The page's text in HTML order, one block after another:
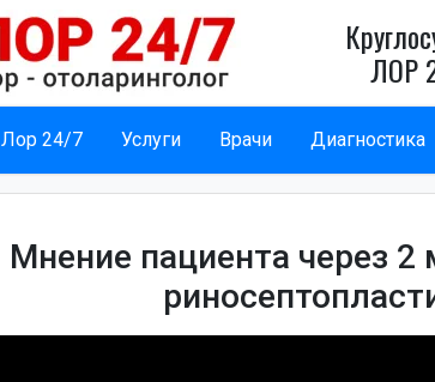
ЛОР
Лор 24/7 Услуги Врачи Диагностика
Мнение пациента через 2